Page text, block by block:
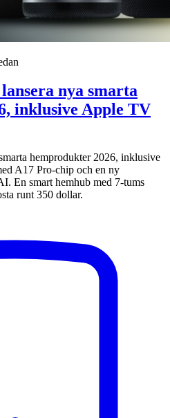
nya smarta
inklusive Apple TV
hemprodukter 2026, inklusive
A17 Pro-chip och en ny
En smart hemhub med 7-tums
runt 350 dollar.